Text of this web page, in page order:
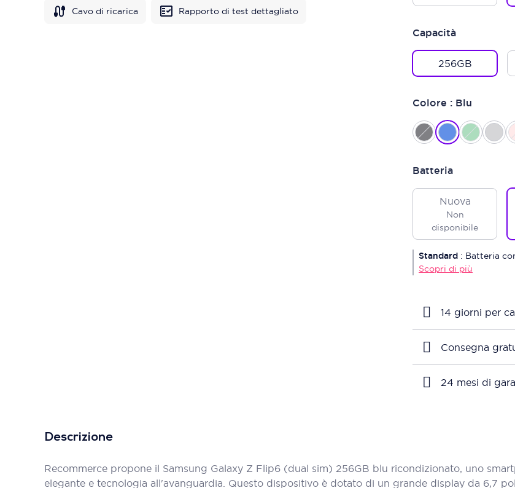
Cavo di ricarica Rapporto di test dettagliato
Capacità
256GB
Colore : Blu
Batteria
Nuova
Non
disponibile
Standard : Batteria
Scopri di più
14 giorni per
Consegna
24 mesi di
Descrizione
Recommerce propone il Samsung Galaxy Z Flip6 (dual sim) 256GB blu ricondizionato, uno
elegante e tecnologia all'avanguardia. Questo dispositivo è dotato di un grande display da 6,7